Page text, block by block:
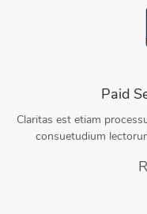
Paid
Claritas est etiam
consuetudium